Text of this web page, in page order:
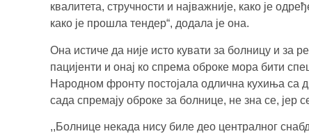
квалитета, стручности и најважније, како је
како је прошла тендер“, додала је она.
Она истиче да није исто кувати за болницу и за
пацијенти и онај ко спрема оброке мора бити
Народном фронту постојала одлична кухиња са
сада спремају оброке за болнице, не зна се, јер
,,Болнице некада нису биле део централног